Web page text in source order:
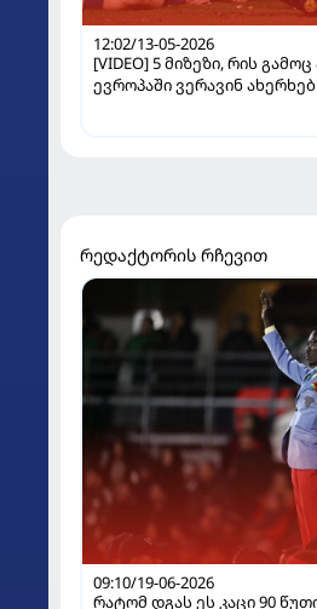
12:02/13-05-2026
[VIDEO] 5 მიზეზი, რის
ევროპაში ვერავინ
რედაქტორის რჩევით
09:10/19-06-2026
რატომ დგას ეს კაცი 90